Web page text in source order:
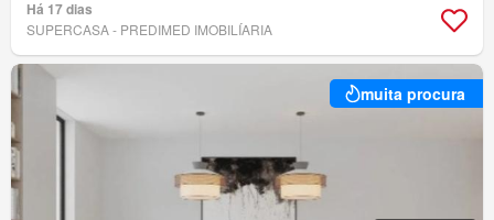
Há 17 dias
SUPERCASA - PREDIMED IMOBILÍARIA
muita procura